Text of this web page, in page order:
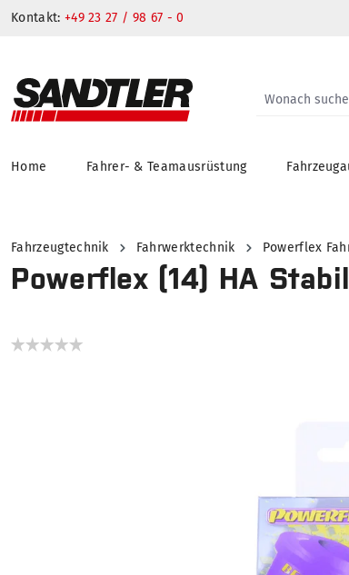
Kontakt: +49 23 27 / 98 67 - 0
Home Fahrer- & Teamausrüstung
Fahrzeugtechnik Fahrwerktechnik Powerflex
Powerflex (14) HA